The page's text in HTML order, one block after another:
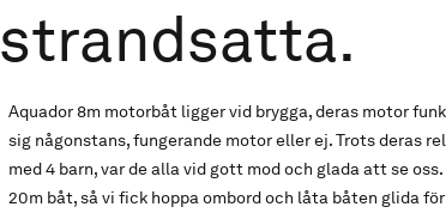
strandsatta.
Aquador 8m motorbåt ligger vid brygga, deras motor
sig någonstans, fungerande motor eller ej. Trots deras
med 4 barn, var de alla vid gott mod och glada att se
20m båt, så vi fick hoppa ombord och låta båten glida